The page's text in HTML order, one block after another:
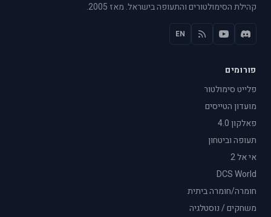
קהילת הסימולטורים והתעופה בישראל. מאז 2005.
EN
פורומים
פלייט סימולטור
מועדון הטייסים
פאלקון 4.0
תעופה וביטחון
אי אל 2
DCS World
חומרה/חומרה ביתית
משחקים / נוסטלגיה